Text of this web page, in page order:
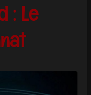
: Le